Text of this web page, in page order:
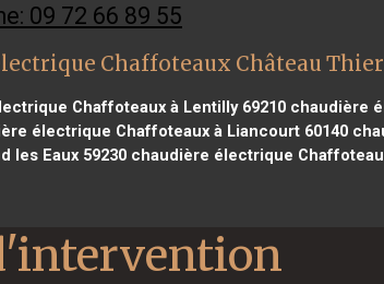
09 72 66 89 55
Chaffoteaux Château
Chaffoteaux à Lentilly 69210 chaudière
électrique Chaffoteaux à Liancourt 60140
les Eaux 59230 chaudière électrique